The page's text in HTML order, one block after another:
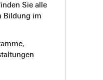
Sie alle
Bildung im